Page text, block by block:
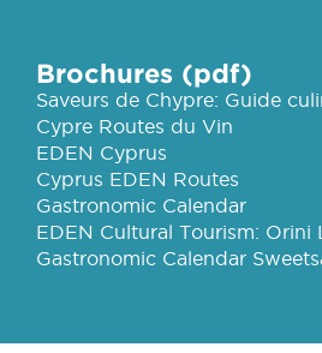
Brochures (pdf)
Saveurs de Chypre: Guide
Cypre Routes du Vin
EDEN Cyprus
Cyprus EDEN Routes
Gastronomic Calendar
EDEN Cultural Tourism: Orini
Gastronomic Calendar